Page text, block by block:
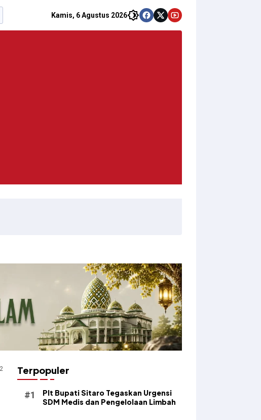
Kamis, 6 Agustus 2026
Terpopuler
​Plt Bupati Sitaro Tegaskan Urgensi
SDM Medis dan Pengelolaan Limbah